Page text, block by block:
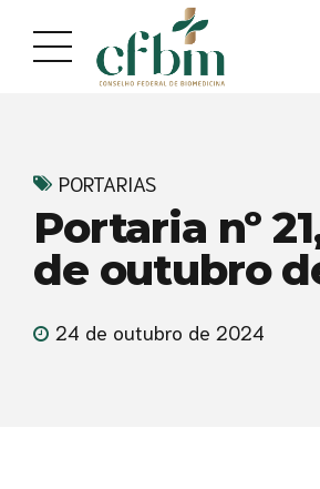
conteúdo
navegação
PORTARIAS
Portaria nº
de outubro
24 de outubro de 2024